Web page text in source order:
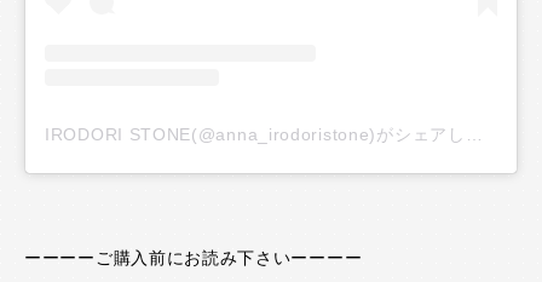
ーーーーご購入前にお読み下さいーーーー